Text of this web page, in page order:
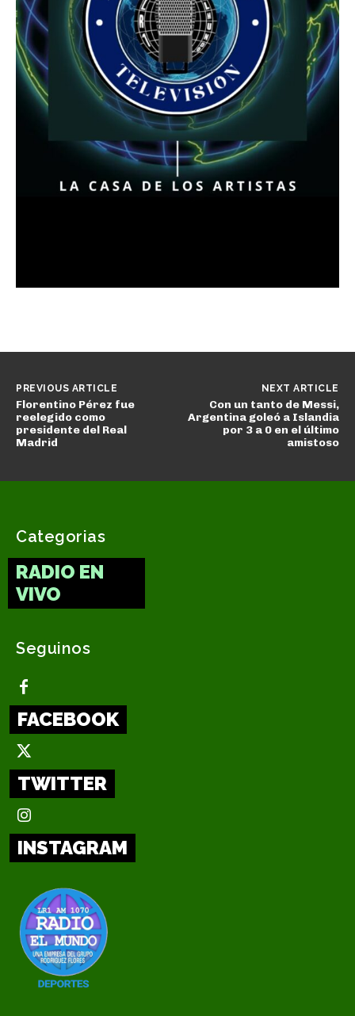
PREVIOUS ARTICLE
Florentino Pérez fue
reelegido como
presidente del Real
Madrid
NEXT ARTICLE
Con un tanto de Messi,
Argentina goleó a Islandia
por 3 a 0 en el último
amistoso
Categorias
RADIO EN
VIVO
Seguinos
FACEBOOK
TWITTER
INSTAGRAM